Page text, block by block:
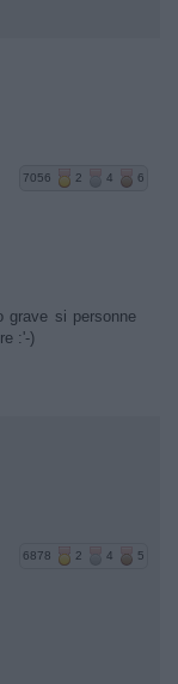
7056 2 4 6
grave si personne
:'-)
6878 2 4 5